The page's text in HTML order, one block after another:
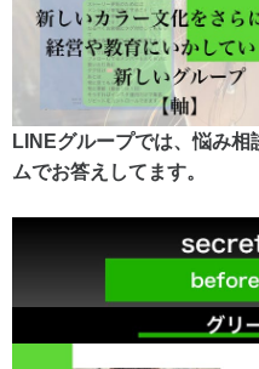
LINEグループでは、悩み
ムでお答えしてます。